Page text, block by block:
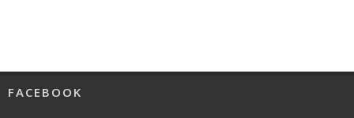
FACEBOOK